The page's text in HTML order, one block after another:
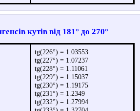
кутів від 181° до 270°
tg(226°) = 1.03553
tg(227°) = 1.07237
tg(228°) = 1.11061
tg(229°) = 1.15037
tg(230°) = 1.19175
tg(231°) = 1.2349
tg(232°) = 1.27994